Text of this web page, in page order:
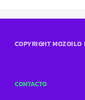
COPYRIGHT
CONTACTO